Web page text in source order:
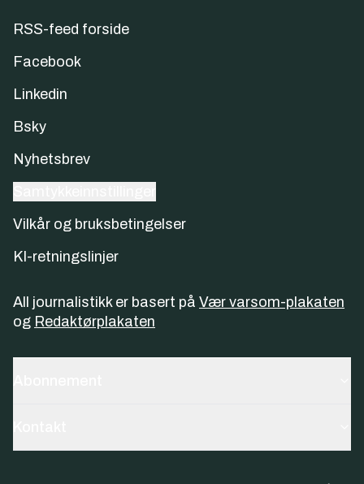
RSS-feed forside
Facebook
Linkedin
Bsky
Nyhetsbrev
Vilkår og bruksbetingelser
KI-retningslinjer
All journalistikk er basert på Vær varsom-plakaten
og Redaktørplakaten